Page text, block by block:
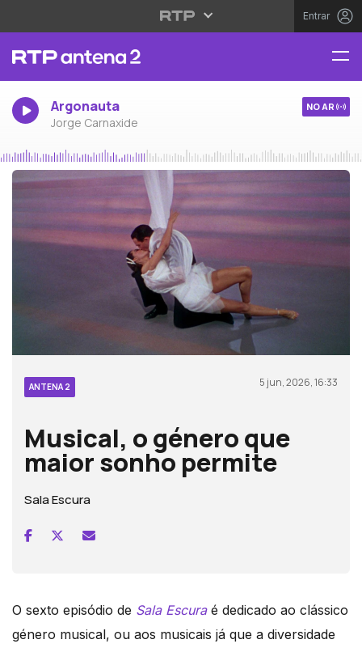
Entrar
Argonauta
Jorge Carnaxide
NO AR
ANTENA 2 5 jun, 2026, 16:33
Musical, o género que
maior sonho permite
Sala Escura
O sexto episódio de Sala Escura é dedicado ao clássico
género musical, ou aos musicais já que a diversidade